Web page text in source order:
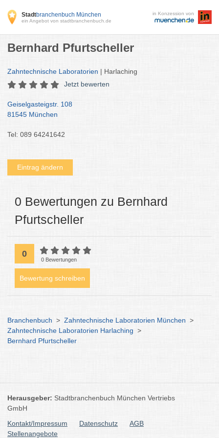
Stadtbranchenbuch München
ein Angebot von stadtbranchenbuch.de
in Konzession von
Bernhard Pfurtscheller
Zahntechnische Laboratorien | Harlaching
Jetzt bewerten
Geiselgasteigstr. 108
81545 München
Tel: 089 64241642
Eintrag ändern
0 Bewertungen zu Bernhard
Pfurtscheller
0
0 Bewertungen
Bewertung schreiben
Branchenbuch > Zahntechnische Laboratorien München >
Zahntechnische Laboratorien Harlaching >
Bernhard Pfurtscheller
Herausgeber: Stadtbranchenbuch München Vertriebs
GmbH
Kontakt/Impressum
Datenschutz
AGB
Stellenangebote